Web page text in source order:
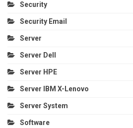
Security
Security Email
Server
Server Dell
Server HPE
Server IBM X-Lenovo
Server System
Software